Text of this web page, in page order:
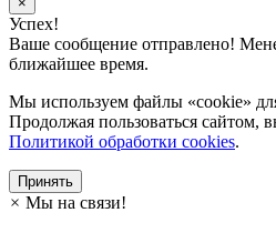
Успех!
Ваше сообщение отправлено!
ближайшее время.
Мы используем файлы «cookie»
Продолжая пользоваться сайтом,
Политикой обработки cookies.
Принять
× Мы на связи!